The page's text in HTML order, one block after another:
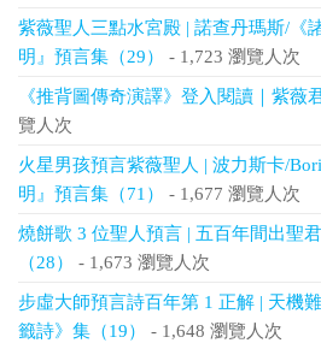
紫薇聖人三點水宮殿 | 諾查丹瑪斯/《
明』預言集（29）
- 1,723 瀏覽人次
《推背圖傳奇演譯》登入閱讀｜紫薇
覽人次
火星男孩預言紫薇聖人 | 波力斯卡/
明』預言集（71）
- 1,677 瀏覽人次
燒餅歌 3 位聖人預言 | 五百年間出聖
（28）
- 1,673 瀏覽人次
步虛大師預言詩百年第 1 正解 | 天機
籤詩》集（19）
- 1,648 瀏覽人次